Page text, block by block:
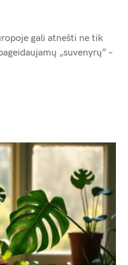
gali atnešti ne tik
„suvenyrų” –